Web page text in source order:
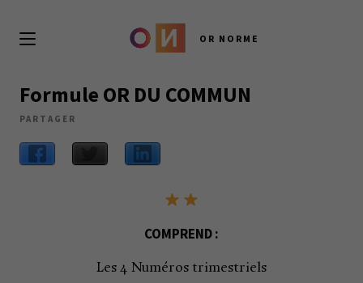
OR NORME
Formule OR DU COMMUN
PARTAGER
COMPREND :
Les 4 Numéros trimestriels